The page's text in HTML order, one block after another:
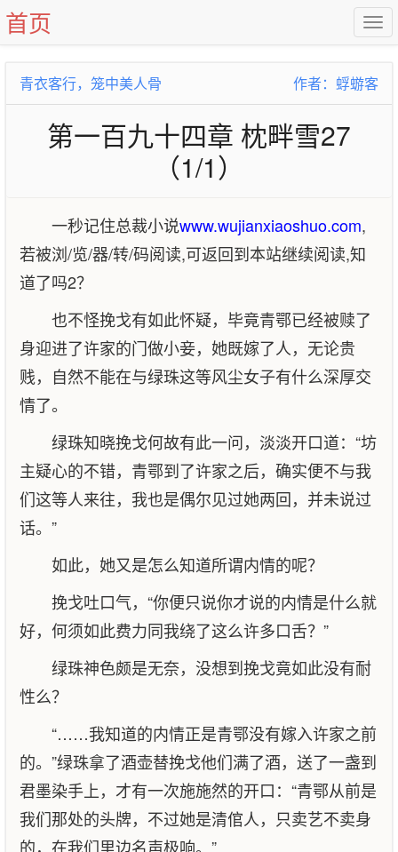
首页
青衣客行，笼中美人骨 作者：蜉蝣客
第一百九十四章 枕畔雪27
（1/1）
一秒记住总裁小说www.wujianxiaoshuo.com,
若被浏/览/器/转/码阅读,可返回到本站继续阅读,知
道了吗2？
也不怪挽戈有如此怀疑，毕竟青鄂已经被赎了
身迎进了许家的门做小妾，她既嫁了人，无论贵
贱，自然不能在与绿珠这等风尘女子有什么深厚交
情了。
绿珠知晓挽戈何故有此一问，淡淡开口道：“坊
主疑心的不错，青鄂到了许家之后，确实便不与我
们这等人来往，我也是偶尔见过她两回，并未说过
话。”
如此，她又是怎么知道所谓内情的呢？
挽戈吐口气，“你便只说你才说的内情是什么就
好，何须如此费力同我绕了这么许多口舌？”
绿珠神色颇是无奈，没想到挽戈竟如此没有耐
性么？
“……我知道的内情正是青鄂没有嫁入许家之前
的。”绿珠拿了酒壶替挽戈他们满了酒，送了一盏到
君墨染手上，才有一次施施然的开口：“青鄂从前是
我们那处的头牌，不过她是清倌人，只卖艺不卖身
的，在我们里边名声极响。”